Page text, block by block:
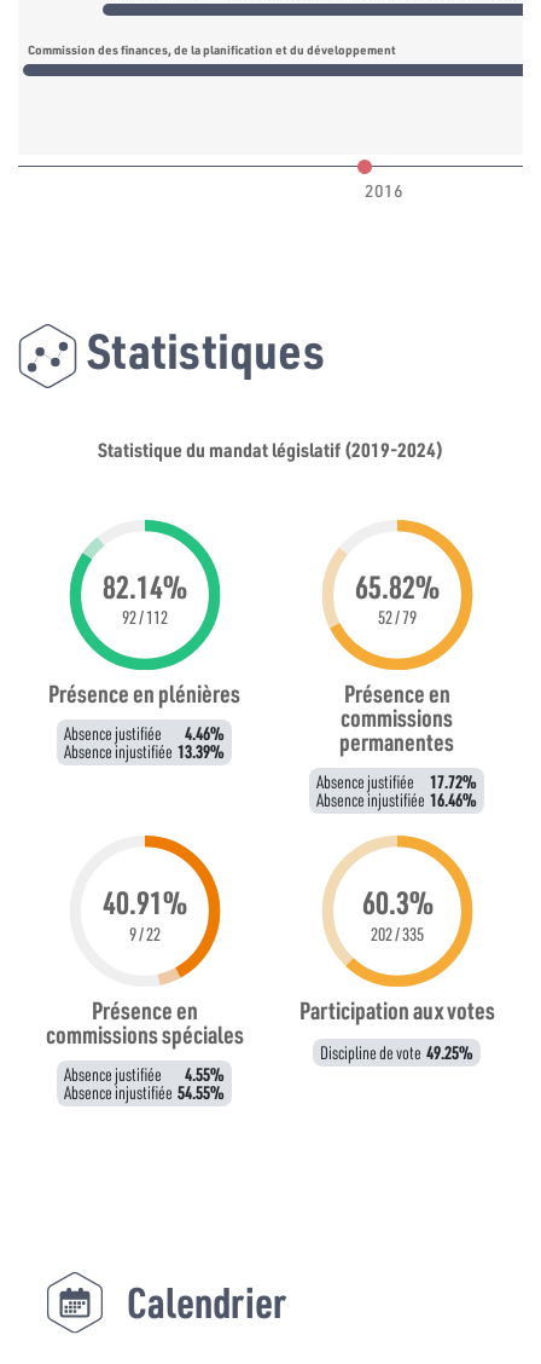
Commission des finances, de la planification et du développement
2016
Statistiques
Statistique du mandat législatif (2019-2024)
82.14%
92 / 112
Présence en plénières
Absence justifiée 4.46%
Absence injustifiée 13.39%
65.82%
52 / 79
Présence en
commissions
permanentes
Absence justifiée 17.72%
Absence injustifiée 16.46%
40.91%
9 / 22
Présence en
commissions spéciales
Absence justifiée 4.55%
Absence injustifiée 54.55%
60.3%
202 / 335
Participation aux votes
Discipline de vote 49.25%
Calendrier